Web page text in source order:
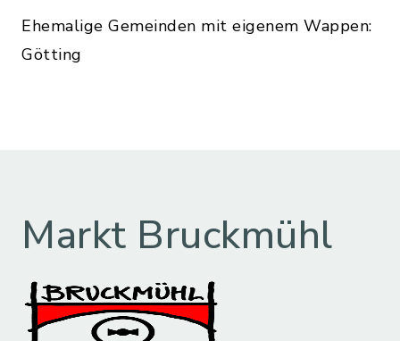
Ehemalige Gemeinden mit eigenem Wappen:
Götting
Markt Bruckmühl